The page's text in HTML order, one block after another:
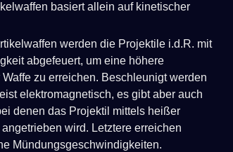
basiert allein auf kinetischer
werden die Projektile i.d.R. mit
abgefeuert, um eine höhere
zu erreichen. Beschleunigt werden
elektromagnetisch, es gibt aber auch
denen das Projektil mittels heißer
wird. Letztere erreichen
Mündungsgeschwindigkeiten.